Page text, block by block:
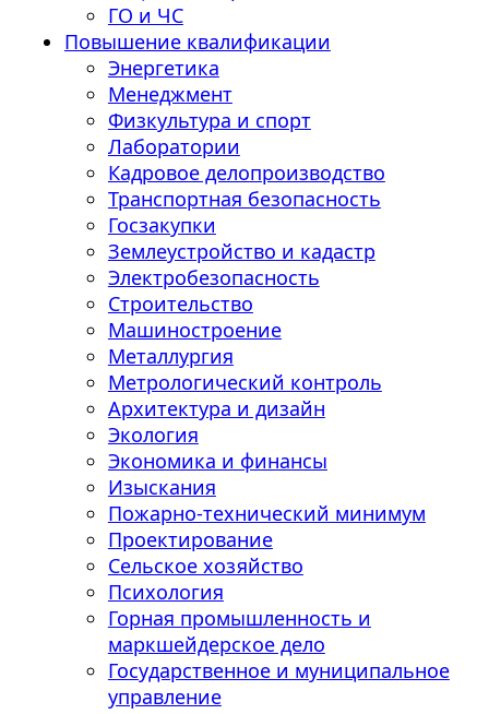
ГО и ЧС
Повышение квалификации
Энергетика
Менеджмент
Физкультура и спорт
Лаборатории
Кадровое делопроизводство
Транспортная безопасность
Госзакупки
Землеустройство и кадастр
Электробезопасность
Строительство
Машиностроение
Металлургия
Метрологический контроль
Архитектура и дизайн
Экология
Экономика и финансы
Изыскания
Пожарно-технический минимум
Проектирование
Сельское хозяйство
Психология
Горная промышленность и
маркшейдерское дело
Государственное и муниципальное
управление